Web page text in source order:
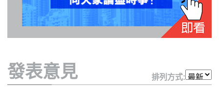
隱
策
及
發表意見 排列方式: